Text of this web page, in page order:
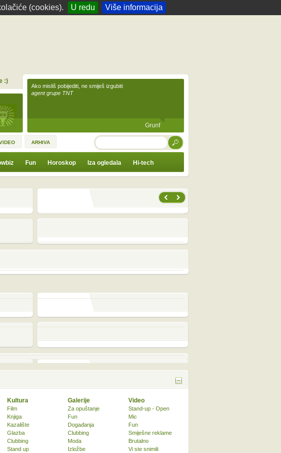
(cookies). U redu Više informacija
:)
Ako misliš pobijediti, ne smiješ izgubiti
agent grupe TNT
Grunf
ARHIVA TRAŽI
Fun Horoskop Iza ogledala Hi-tech
Kultura
Film
Knjiga
Kazalište
Glazba
Clubbing
Stand up
Galerije
Za opuštanje
Fun
Događanja
Clubbing
Moda
Izložbe
Video
Stand-up - Open
Mic
Fun
Smiješne reklame
Brutalno
Vi ste snimili